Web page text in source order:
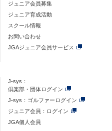
ジュニア会員募集
ジュニア育成活動
スクール情報
お問い合わせ
JGAジュニア会員サービス
J-sys：
倶楽部・団体ログイン
J-sys：ゴルファーログイン
ジュニア会員：ログイン
JGA個人会員